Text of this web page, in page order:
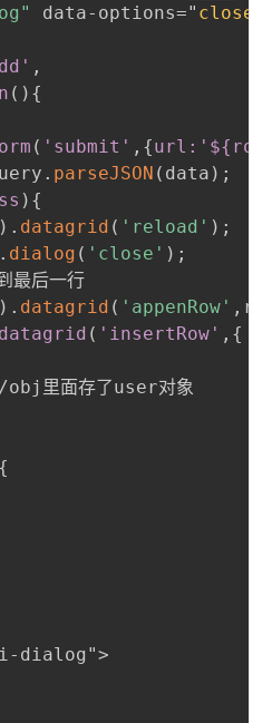
data-options=" closed
,
( ) {
( 'submit' , {
parseJSON ( data ) ;
) {
) . datagrid ( 'reload' ) ;
. dialog ( 'close' ) ;
最后一行
) . datagrid ( 'appenRow' ,
( 'insertRow' , {
里面存了user对象
{
dialog">